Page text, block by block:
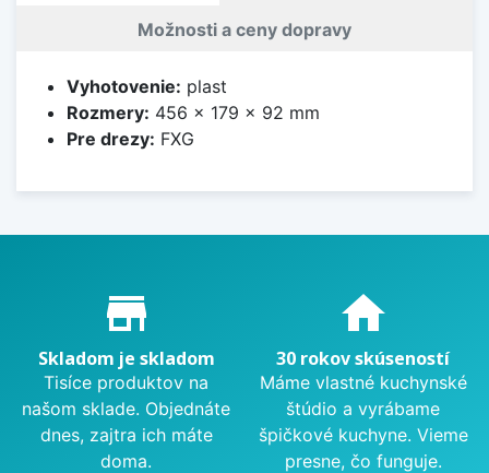
Možnosti a ceny dopravy
Vyhotovenie: plast
Rozmery: 456 x 179 x 92 mm
Pre drezy: FXG
Proč nakupovat u nás?
store_mall_directory
Skladom je skladom
Tisíce produktov na
našom sklade. Objednáte
dnes, zajtra ich máte
doma.
home
30 rokov skúseností
Máme vlastné kuchynské
štúdio a vyrábame
špičkové kuchyne. Vieme
presne, čo funguje.